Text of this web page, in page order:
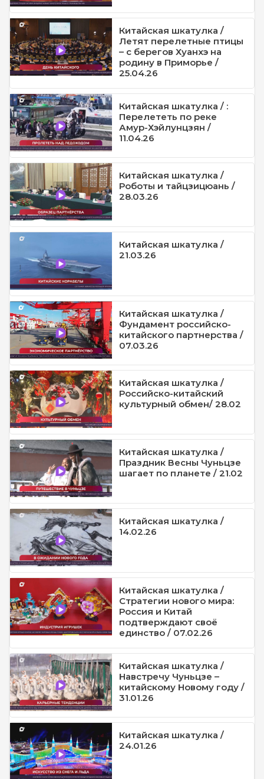
Китайская шкатулка /
Летят перелетные птицы
– с берегов Хуанхэ на
родину в Приморье /
25.04.26
Китайская шкатулка / :
Перелететь по реке
Амур-Хэйлунцзян /
11.04.26
Китайская шкатулка /
Роботы и тайцзицюань /
28.03.26
Китайская шкатулка /
21.03.26
Китайская шкатулка /
Фундамент российско-
китайского партнерства /
07.03.26
Китайская шкатулка /
Российско-китайский
культурный обмен/ 28.02
Китайская шкатулка /
Праздник Весны Чуньцзе
шагает по планете / 21.02
Китайская шкатулка /
14.02.26
Китайская шкатулка /
Стратегии нового мира:
Россия и Китай
подтверждают своё
единство / 07.02.26
Китайская шкатулка /
Навстречу Чуньцзе –
китайскому Новому году /
31.01.26
Китайская шкатулка /
24.01.26